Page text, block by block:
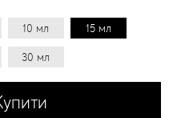
10 мл 15 мл
30 мл